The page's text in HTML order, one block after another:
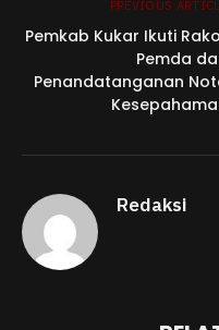
PREVIOUS
Pemkab Kukar Ikuti
Pemda
Penandatanganan
Redaksi